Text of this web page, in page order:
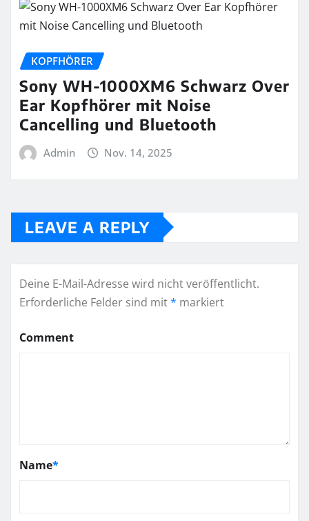
KOPFHÖRER
Sony WH-1000XM6 Schwarz Over
Ear Kopfhörer mit Noise
Cancelling und Bluetooth
Admin Nov. 14, 2025
LEAVE A REPLY
Deine E-Mail-Adresse wird nicht veröffentlicht.
Erforderliche Felder sind mit* markiert
Comment
Name*